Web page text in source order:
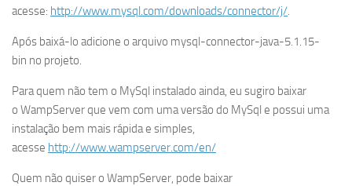
acesse: http://www.mysql.com/downloads/connector/j/.
Após baixá-lo adicione o arquivo mysql-connector-java-5.1.15-
bin no projeto.
Para quem não tem o MySql instalado ainda, eu sugiro baixar
o WampServer que vem com uma versão do MySql e possui uma
instalação bem mais rápida e simples,
acesse http://www.wampserver.com/en/
Quem não quiser o WampServer, pode baixar